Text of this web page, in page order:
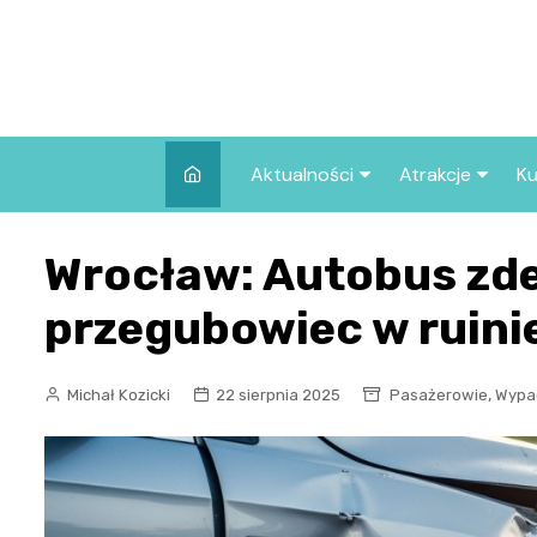
Aktualności
Wszystkie wpisy
Atrakcje
we Wrocławiu
Co warto
Wrocławiu?
Wrocław: Autobus
przegubowiec w
Michał Kozicki 22 sierpnia 2025 Pasażerowie,